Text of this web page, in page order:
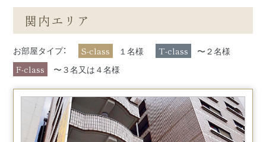
関内エリア
お部屋タイプ： S-class １名様 T-class 〜２名様
F-class 〜３名又は４名様